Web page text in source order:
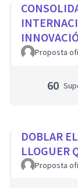
Proposta
60
DOBLAR
LLOGUER
Proposta